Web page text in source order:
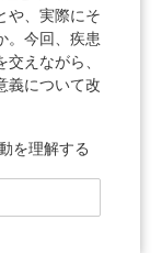
や、実際にそ
。今回、疾患
えながら、
義について改
を理解する